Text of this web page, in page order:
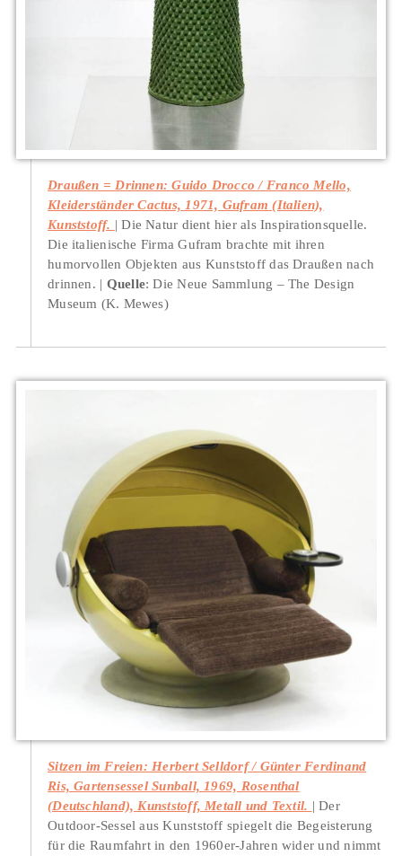
Draußen = Drinnen: Guido Drocco / Franco Mello,
Kleiderständer Cactus, 1971, Gufram (Italien),
Kunststoff.
Die Natur dient hier als Inspirationsquelle.
Die italienische Firma Gufram brachte mit ihren
humorvollen Objekten aus Kunststoff das Draußen nach
drinnen.
Quelle: Die Neue Sammlung – The Design
Museum (K. Mewes)
Sitzen im Freien: Herbert Selldorf / Günter Ferdinand
Ris, Gartensessel Sunball, 1969, Rosenthal
(Deutschland), Kunststoff, Metall und Textil.
Der
Outdoor-Sessel aus Kunststoff spiegelt die Begeisterung
für die Raumfahrt in den 1960er-Jahren wider und nimmt